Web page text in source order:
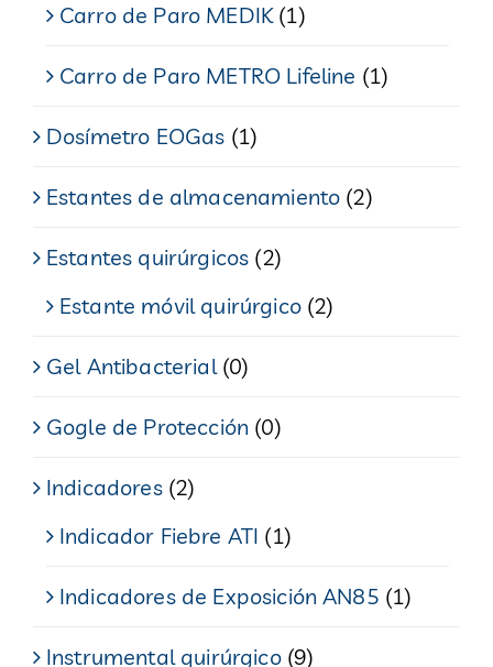
Carro de Paro MEDIK (1)
Carro de Paro METRO Lifeline (1)
Dosímetro EOGas (1)
Estantes de almacenamiento (2)
Estantes quirúrgicos (2)
Estante móvil quirúrgico (2)
Gel Antibacterial (0)
Gogle de Protección (0)
Indicadores (2)
Indicador Fiebre ATI (1)
Indicadores de Exposición AN85 (1)
Instrumental quirúrgico (9)